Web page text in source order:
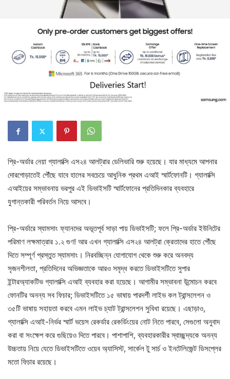
প্রি-অর্ডার নেয়া গ্যালাক্সি এস২৪ আলট্রার ডেলিভারি শুরু হয়েছে। যার মাধ্যমে আপনার
দোরগোড়াতেই পৌঁছে যাবে হালের সবচেয়ে আধুনিক প্রথম এআই স্মার্টফোনটি। গ্যালাক্সি
এআইয়ের সম্ভাবনায় ভরপুর এই ডিভাইসটি স্মার্টফোনের প্রতিদিনকার ব্যবহারে
যুগান্তকারী পরিবর্তন নিয়ে আসবে।
প্রি-অর্ডারে স্যামসাং ফ্যানদের অভূতপূর্ব সাড়া পায় ডিভাইসটি; ফলে প্রি-অর্ডার ইউনিটের
পরিমাণ লক্ষমাত্রার ১.২ গুণ! আর এখন গ্যালাক্সি এস২৪ আলট্রা ক্রেতাদের হাতে পৌঁছে
দিতে সম্পূর্ণ প্রস্তুত স্যামসাং। নিরবচ্ছিন্ন যোগাযোগ থেকে শুরু করে অনবদ্য
সৃজনশীলতা, প্রতিদিনের অভিজ্ঞতাকে আরও সমৃদ্ধ করতে ডিভাইসটিতে সুপার
ইন্টারঅ্যাকটিভ গ্যালাক্সি এআই ব্যবহার করা হয়েছে। আগামীর সম্ভাবনা উন্মোচন করবে
ফোনটির অনন্য সব ফিচার; ডিভাইসটিতে ১৫ ভাষায় পারদর্শী লাইভ কল ট্রান্সলেশন ও
৩৫টি ভাষায় সহায়তা করবে এমন লাইভ চ্যাট ট্রান্সলেশন সুবিধা রয়েছে। এছাড়াও,
গ্যালাক্সি এআই-নির্ভর স্মার্ট ভয়েস রেকর্ডার রেকর্ডিংয়ের নোট নিতে পারবে, সেগুলো অনুবাদ
করা বা সংক্ষেপ করে গুছিয়েও দিতে পারবে। পাশাপাশি, ব্যবহারকারীর স্বাচ্ছন্দ্যকে অনন্য
উচ্চতায় নিয়ে যেতে ডিভাইসটিতে ওয়েব অ্যাসিস্ট, সার্কেল টু সার্চ ও ইনটেলিজেন্ট ডিসপ্লের
মতো ফিচার রয়েছে।